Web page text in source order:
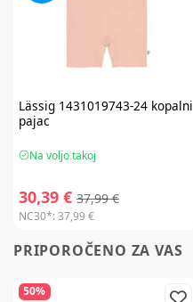
Lässig1431019743-24 kopalni
pajac
Na voljo takoj
30,39 € 37,99 €
NC30*:37,99 €
PRIPOROČENO ZA VAS
50%